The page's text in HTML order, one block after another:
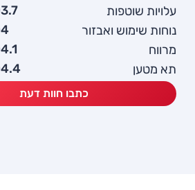
עלויות שוטפות
3.7
נוחות שימוש ואבזור
4
מרווח
4.1
תא מטען
4.4
כתבו חוות דעת